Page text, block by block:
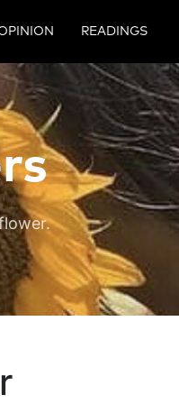
READINGS